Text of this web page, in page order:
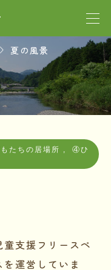
 夏の風景
たちの居場所
④ひ
支援フリースペ
運営していま